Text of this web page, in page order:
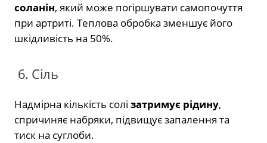
соланін, який може погіршувати самопочуття
при артриті. Теплова обробка зменшує його
шкідливість на 50%.
6. Сіль
Надмірна кількість солі затримує рідину,
спричиняє набряки, підвищує запалення та
тиск на суглоби.